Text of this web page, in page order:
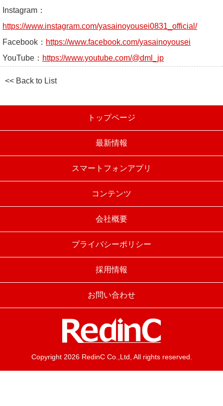
Instagram：
https://www.instagram.com/yasainoyousei0831_official/
Facebook： https://www.facebook.com/yasainoyousei
YouTube： https://www.youtube.com/@dml_jp
<< Back to List
トップページ
最新情報
スマートフォンアプリ
コンテンツ
会社概要
プライバシーポリシー
採用情報
お問い合わせ
Copyright 2026 RedinC Co.,Ltd, All rights reserved.